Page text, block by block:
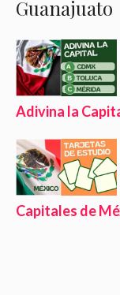
Guanajuato
Adivina la
Capitales de